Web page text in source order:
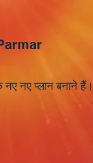
नए प्लान बनाने हैं।